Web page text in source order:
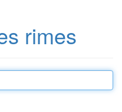
rimes